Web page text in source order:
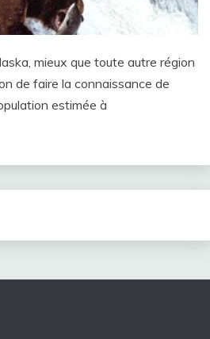
mieux que toute autre région
de faire la connaissance de
estimée à